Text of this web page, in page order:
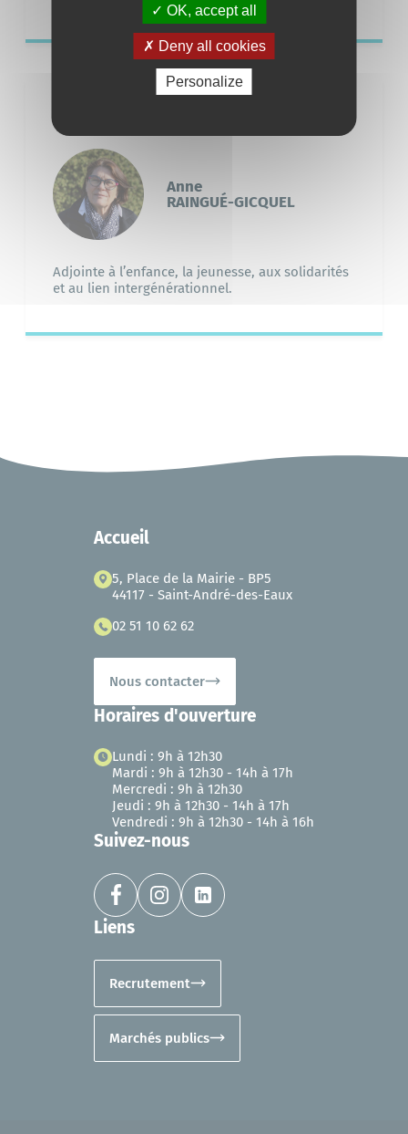
Anne
RAINGUÉ-GICQUEL
Adjointe à l’enfance, la jeunesse, aux solidarités
et au lien intergénérationnel.
Accueil
5, Place de la Mairie - BP5
44117 - Saint-André-des-Eaux
02 51 10 62 62
Nous contacter
Horaires d'ouverture
Lundi : 9h à 12h30
Mardi : 9h à 12h30 - 14h à 17h
Mercredi : 9h à 12h30
Jeudi : 9h à 12h30 - 14h à 17h
Vendredi : 9h à 12h30 - 14h à 16h
Suivez-nous
Liens
Recrutement
Marchés publics
OK, accept all
Deny all cookies
Personalize